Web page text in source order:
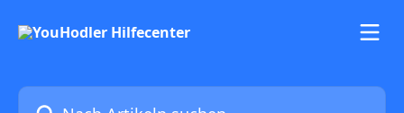
Nach Artikeln suchen …